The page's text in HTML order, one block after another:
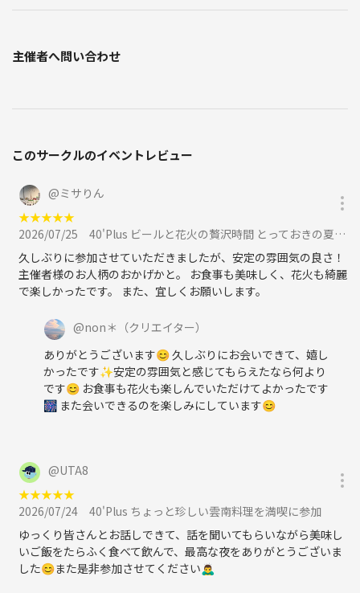
主催者へ問い合わせ
このサークルのイベントレビュー
@ミサりん
★★★★★
2026/07/25
40'Plus ビールと花火の贅沢時間 とっておきの夏を浅草でに参加
久しぶりに参加させていただきましたが、安定の雰囲気の良さ！
主催者様のお人柄のおかげかと。 お食事も美味しく、花火も綺麗
で楽しかったです。 また、宜しくお願いします。
@non＊ （クリエイター）
ありがとうございます😊 久しぶりにお会いできて、嬉し
かったです✨安定の雰囲気と感じてもらえたなら何より
です😊 お食事も花火も楽しんでいただけてよかったです
🎆 また会いできるのを楽しみにしています😊
@UTA8
★★★★★
2026/07/24
40'Plus ちょっと珍しい雲南料理を満喫に参加
ゆっくり皆さんとお話しできて、話を聞いてもらいながら美味し
いご飯をたらふく食べて飲んで、最高な夜をありがとうございま
した😊また是非参加させてください🙇‍♂️